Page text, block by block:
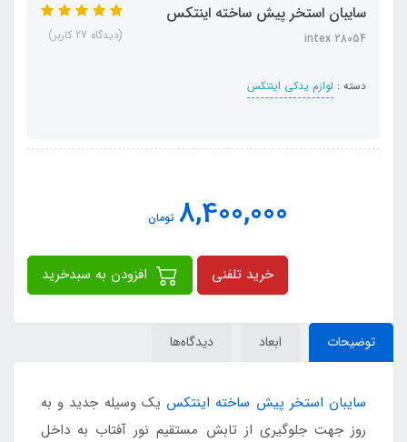
سایبان استخر پیش ساخته اینتکس
intex 28054
دسته : لوازم یدکی اینتکس
(دیدگاه 27 کاربر)
8,400,000 تومان
خرید تلفنی
توضیحات ابعاد دیدگاه‌ها
سایبان استخر پیش ساخته اینتکس یک وسیله جدید و به
روز جهت جلوگیری از تابش مستقیم نور آفتاب به داخل